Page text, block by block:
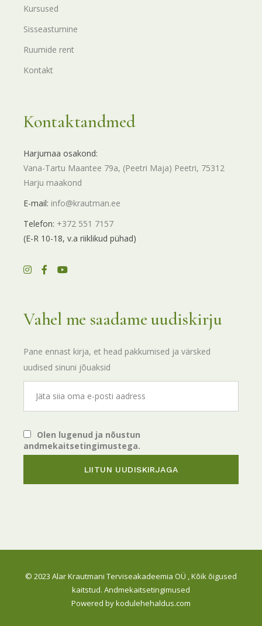
Kursused
Sisseastumine
Ruumide rent
Kontakt
Kontaktandmed
Harjumaa osakond:
Vana-Tartu Maantee 79a, (Peetri Maja) Peetri, 75312
Harju maakond
E-mail: info@krautman.ee
Telefon: +372 551 7157
(E-R 10-18, v.a riiklikud pühad)
Vahel me saadame uudiskirju
Pane ennast kirja, et head pakkumised ja värsked
uudised sinuni jõuaksid
Olen lugenud ja nõustun
andmekaitsetingimustega.
© 2023 Alar Krautmani Terviseakadeemia OÜ , Kõik õigused
kaitstud. Andmekaitsetingimused
Powered bykodulehehaldus.com